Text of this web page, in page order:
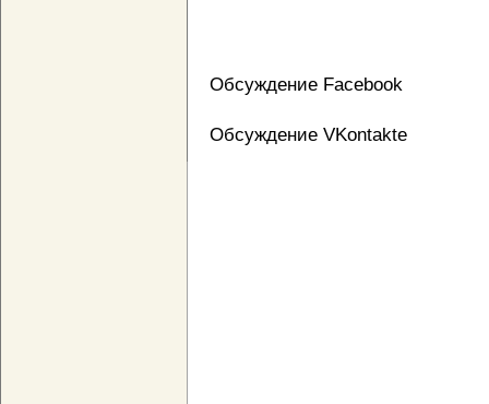
Обсуждение Facebook
Обсуждение VKontakte